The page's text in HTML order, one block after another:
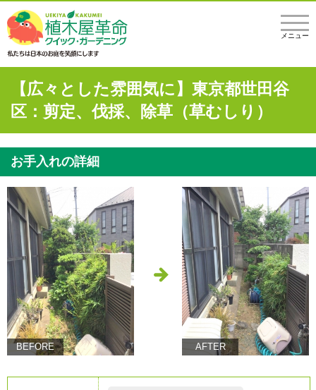
メニュー
【広々とした雰囲気に】東京都世田谷
区：剪定、伐採、除草（草むしり）
お手入れの詳細
BEFORE AFTER